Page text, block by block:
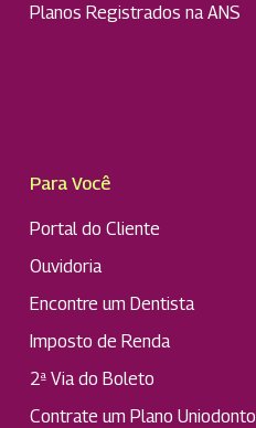
Planos Registrados na ANS
Para Você
Portal do Cliente
Ouvidoria
Encontre um Dentista
Imposto de Renda
2ª Via do Boleto
Contrate um Plano Uniodonto